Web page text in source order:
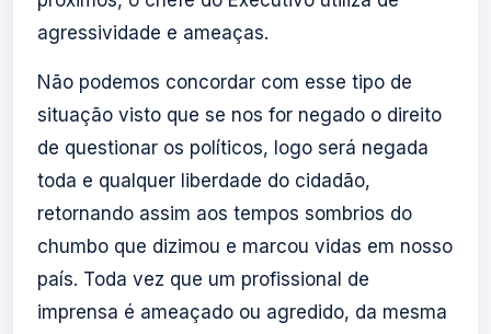
agressividade e ameaças.
Não podemos concordar com esse tipo de
situação visto que se nos for negado o direito
de questionar os políticos, logo será negada
toda e qualquer liberdade do cidadão,
retornando assim aos tempos sombrios do
chumbo que dizimou e marcou vidas em nosso
país. Toda vez que um profissional de
imprensa é ameaçado ou agredido, da mesma